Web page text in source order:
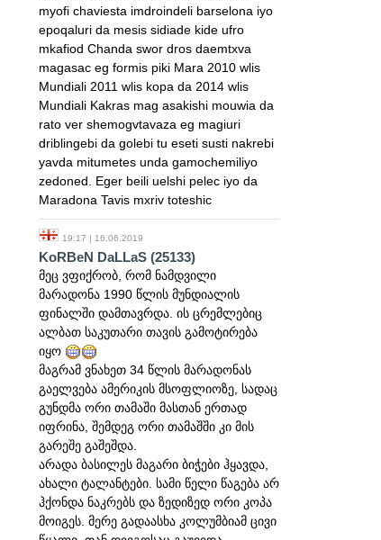
myofi chaviesta imdroindeli barselona iyo
epoqaluri da mesis sidiade kide ufro
mkafiod Chanda swor dros daemtxva
magasac eg formis piki Mara 2010 wlis
Mundiali 2011 wlis kopa da 2014 wlis
Mundiali Kakras mag asakishi mouwia da
rato ver shemogvtavaza eg magiuri
driblingebi da golebi tu eseti susti nakrebi
yavda mitumetes unda gamochemiliyo
zedoned. Eger beili uelshi pelec iyo da
Maradona Tavis mxriv toteshic
19:17 | 16.06.2019
KoRBeN DaLLaS (25133)
მეც ვფიქრობ, რომ ნამდვილი
მარადონა 1990 წლის მუნდიალის
ფინალში დამთავრდა. ის ცრემლებიც
ალბათ საკუთარი თავის გამოტირება
იყო
მაგრამ ვნახეთ 34 წლის მარადონას
გაელვება ამერიკის მსოფლიოზე, სადაც
გუნდმა ორი თამაში მასთან ერთად
იფრინა, შემდეგ ორი თამაშში კი მის
გარეშე გაშეშდა.
არადა ბასილეს მაგარი ბიჭები ჰყავდა,
ახალი ტალანტები. სამი წელი წაგება არ
ჰქონდა ნაკრებს და ზედიზედ ორი კოპა
მოიგეს. მერე გადაასხა კოლუმბიამ ცივი